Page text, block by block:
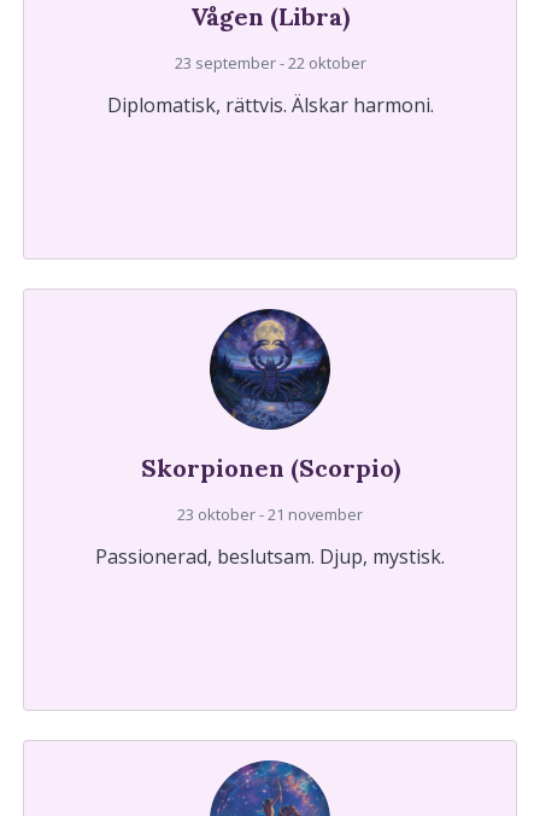
Vågen (Libra)
23 september - 22 oktober
Diplomatisk, rättvis. Älskar harmoni.
Skorpionen (Scorpio)
23 oktober - 21 november
Passionerad, beslutsam. Djup, mystisk.